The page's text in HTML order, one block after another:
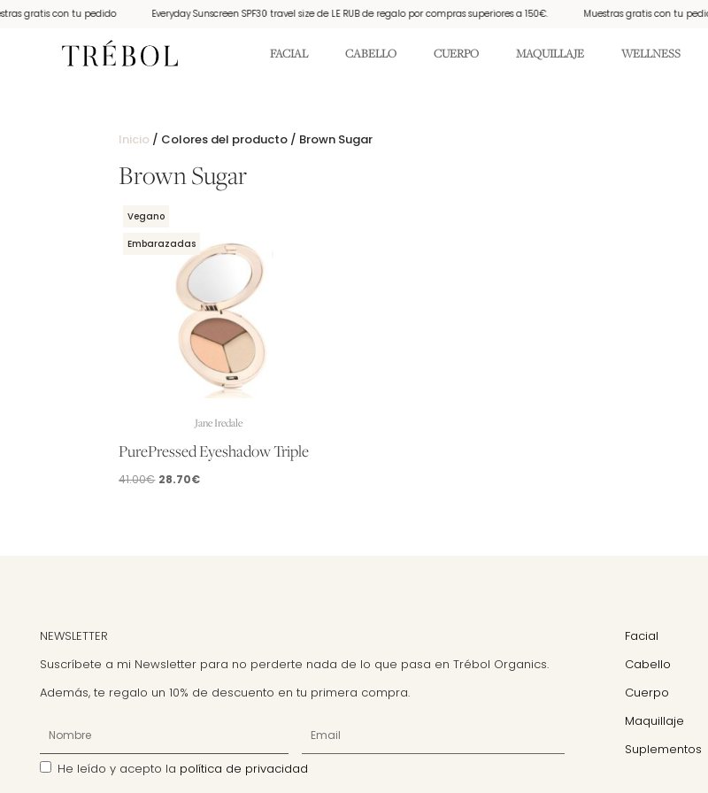
gratis con tu pedido Everyday Sunscreen SPF30 travel size de LE RUB de regalo por compras superiores a 150€. Muestras gratis con tu pedido
FACIAL CABELLO CUERPO MAQUILLAJE WELLNESS
Inicio / Colores del producto / Brown Sugar
Brown Sugar
Vegano
Embarazadas
Jane Iredale
PurePressed Eyeshadow Triple
41.00€ El
28.70€El
elegir
en
de
producto
NEWSLETTER
Suscríbete a mi Newsletter para no perderte nada de lo que pasa en Trébol Organics.
Además, te regalo un 10% de descuento en tu primera compra.
He leído y acepto la política de privacidad
Facial
Cabello
Cuerpo
Maquillaje
Suplementos